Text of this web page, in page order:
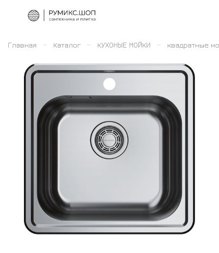
Главная – Каталог – КУХОНЫЕ МОЙКИ – квадратные